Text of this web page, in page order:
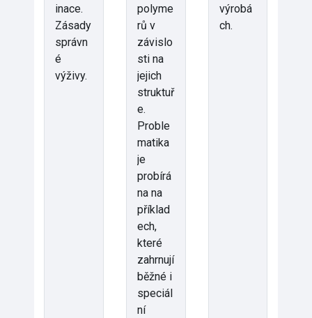
inace.
Zásady
správn
é
výživy.
polyme
rů v
závislo
sti na
jejich
struktuř
e.
Proble
matika
je
probírá
na na
příklad
ech,
které
zahrnují
běžné i
speciál
ní
výrobá
ch.